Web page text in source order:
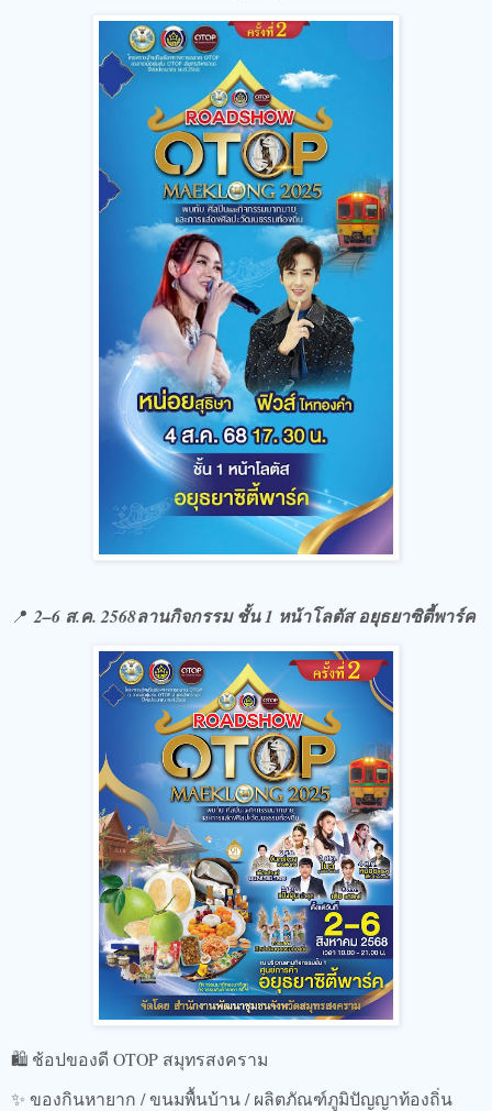
📍2–6 ส.ค. 2568ลานกิจกรรม ชั้น 1 หน้าโลตัส อยุธยาซิตี้พาร์ค
🛍️ ช้อปของดี OTOP สมุทรสงคราม
✨ ของกินหายาก / ขนมพื้นบ้าน / ผลิตภัณฑ์ภูมิปัญญาท้องถิ่น